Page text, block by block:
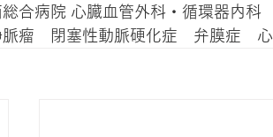
合病院 心臓血管外科・循環器内科
瘤　閉塞性動脈硬化症　弁膜症　